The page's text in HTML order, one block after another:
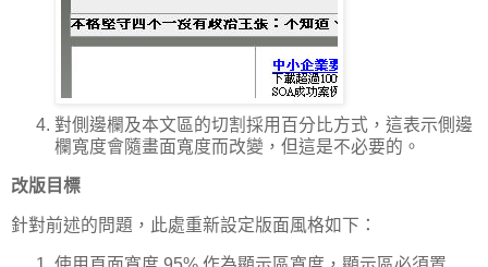
對側邊欄及本文區的切割採用百分比方式，這表示側邊
欄寬度會隨畫面寬度而改變，但這是不必要的。
改版目標
針對前述的問題，此處重新設定版面風格如下：